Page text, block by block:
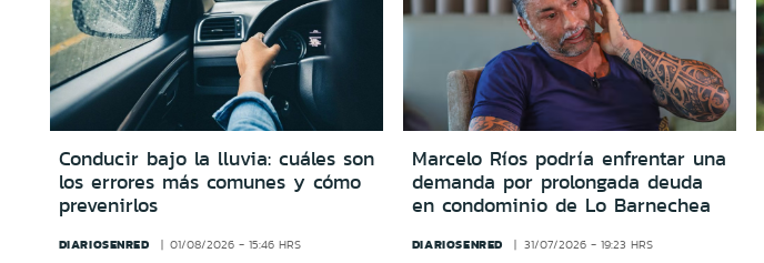
Conducir bajo la lluvia: cuáles son
los errores más comunes y cómo
prevenirlos
DIARIOSENRED 01/08/2026 - 15:46 HRS
Marcelo Ríos podría enfrentar una
demanda por prolongada deuda
en condominio de Lo Barnechea
DIARIOSENRED 31/07/2026 - 19:23 HRS